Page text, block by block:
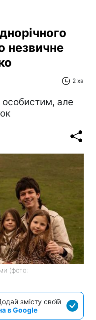
незвичне
2 хв
особистим, але
(фото:
змісту своїй
в Google